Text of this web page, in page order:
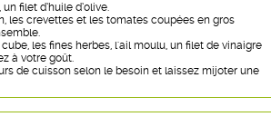
filet d’huile d’olive.
les crevettes et les tomates coupées en gros
les fines herbes, l'ail moulu, un filet de vinaigre
à votre goût.
de cuisson selon le besoin et laissez mijoter une